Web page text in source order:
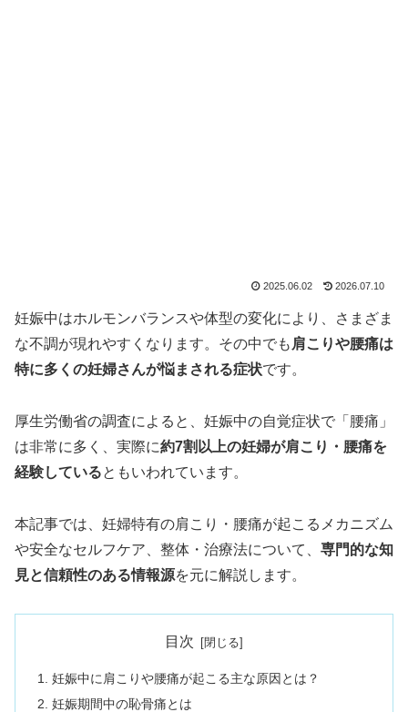
2025.06.02 2026.07.10
妊娠中はホルモンバランスや体型の変化により、さまざま
な不調が現れやすくなります。その中でも 肩こりや腰痛は
特に多くの妊婦さんが悩まされる症状です。
厚生労働省の調査によると、妊娠中の自覚症状で「腰痛」
は非常に多く、実際に約7割以上の妊婦が肩こり・腰痛を
経験しているともいわれています。
本記事では、妊婦特有の肩こり・腰痛が起こるメカニズム
や安全なセルフケア、整体・治療法について、 専門的な知
見と信頼性のある情報源を元に解説します。
目次
妊娠中に肩こりや腰痛が起こる主な原因とは？
妊娠期間中の恥骨痛とは